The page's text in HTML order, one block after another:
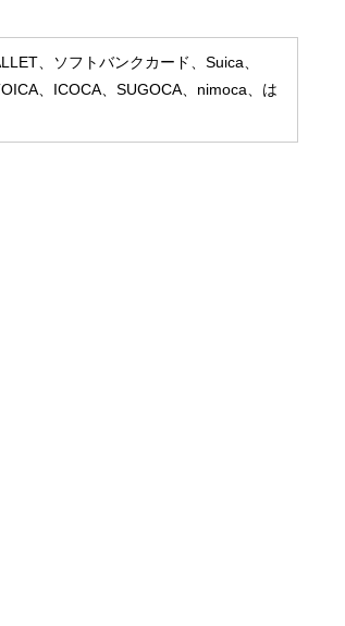
、ソフトバンクカード、Suica、
、ICOCA、SUGOCA、nimoca、は